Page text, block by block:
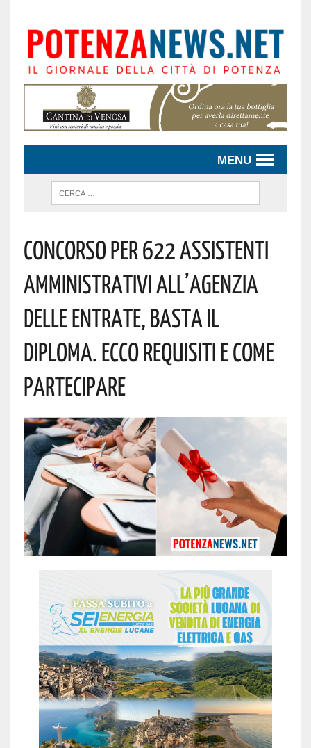
MENU
Concorso Per 622 Assistenti
Amministrativi All’Agenzia
Delle Entrate, Basta Il
Diploma. Ecco Requisiti E Come
Partecipare